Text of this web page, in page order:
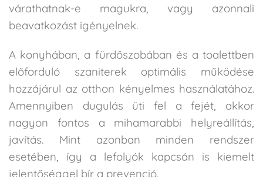
várathatnak-e magukra, vagy azonnali
beavatkozást igényelnek.
A konyhában, a fürdőszobában és a toalettben
előforduló szaniterek optimális működése
hozzájárul az otthon kényelmes használatához.
Amennyiben dugulás üti fel a fejét, akkor
nagyon fontos a mihamarabbi helyreállítás,
javítás. Mint azonban minden rendszer
esetében, így a lefolyók kapcsán is kiemelt
jelentőséggel bír a prevenció.